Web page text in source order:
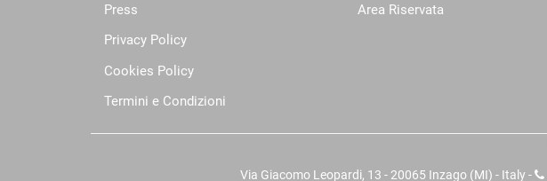
Press
Privacy Policy
Cookies Policy
Termini e Condizioni
Area Riservata
Via Giacomo Leopardi, 13 - 20065 Inzago (MI) - Italy -